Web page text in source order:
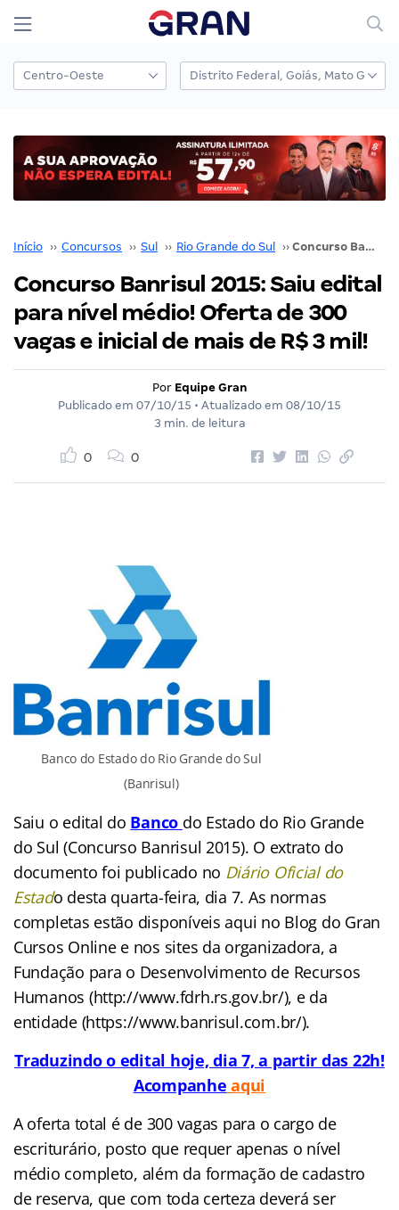
Início ›› Concursos ›› Sul ›› Rio Grande do Sul ›› Concurso Banrisul 2015: Saiu edital para nível médio! Oferta de 300 vagas e inicial de mais de R$ 3 mil!
Concurso Banrisul 2015: Saiu edital
para nível médio! Oferta de 300
vagas e inicial de mais de R$ 3 mil!
Por Equipe Gran
Publicado em 07/10/15 • Atualizado em 08/10/15
3 min. de leitura
0 0
Banco do Estado do Rio Grande do Sul
(Banrisul)
Saiu o edital do Banco do Estado do Rio Grande
do Sul (Concurso Banrisul 2015). O extrato do
documento foi publicado no Diário Oficial do
Estado desta quarta-feira, dia 7. As normas
completas estão disponíveis aqui no Blog do Gran
Cursos Online e nos sites da organizadora, a
Fundação para o Desenvolvimento de Recursos
Humanos (http://www.fdrh.rs.gov.br/), e da
entidade (https://www.banrisul.com.br/).
Traduzindo o edital hoje, dia 7, a partir das 22h!
Acompanhe aqui
A oferta total é de 300 vagas para o cargo de
escriturário, posto que requer apenas o nível
médio completo, além da formação de cadastro
de reserva, que com toda certeza deverá ser